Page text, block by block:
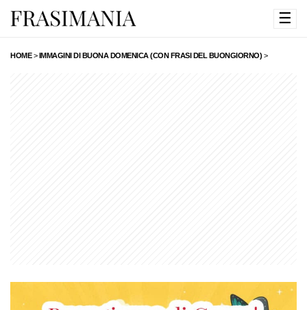
☰
HOME>IMMAGINI DI BUONA DOMENICA (CON FRASI DEL BUONGIORNO) >